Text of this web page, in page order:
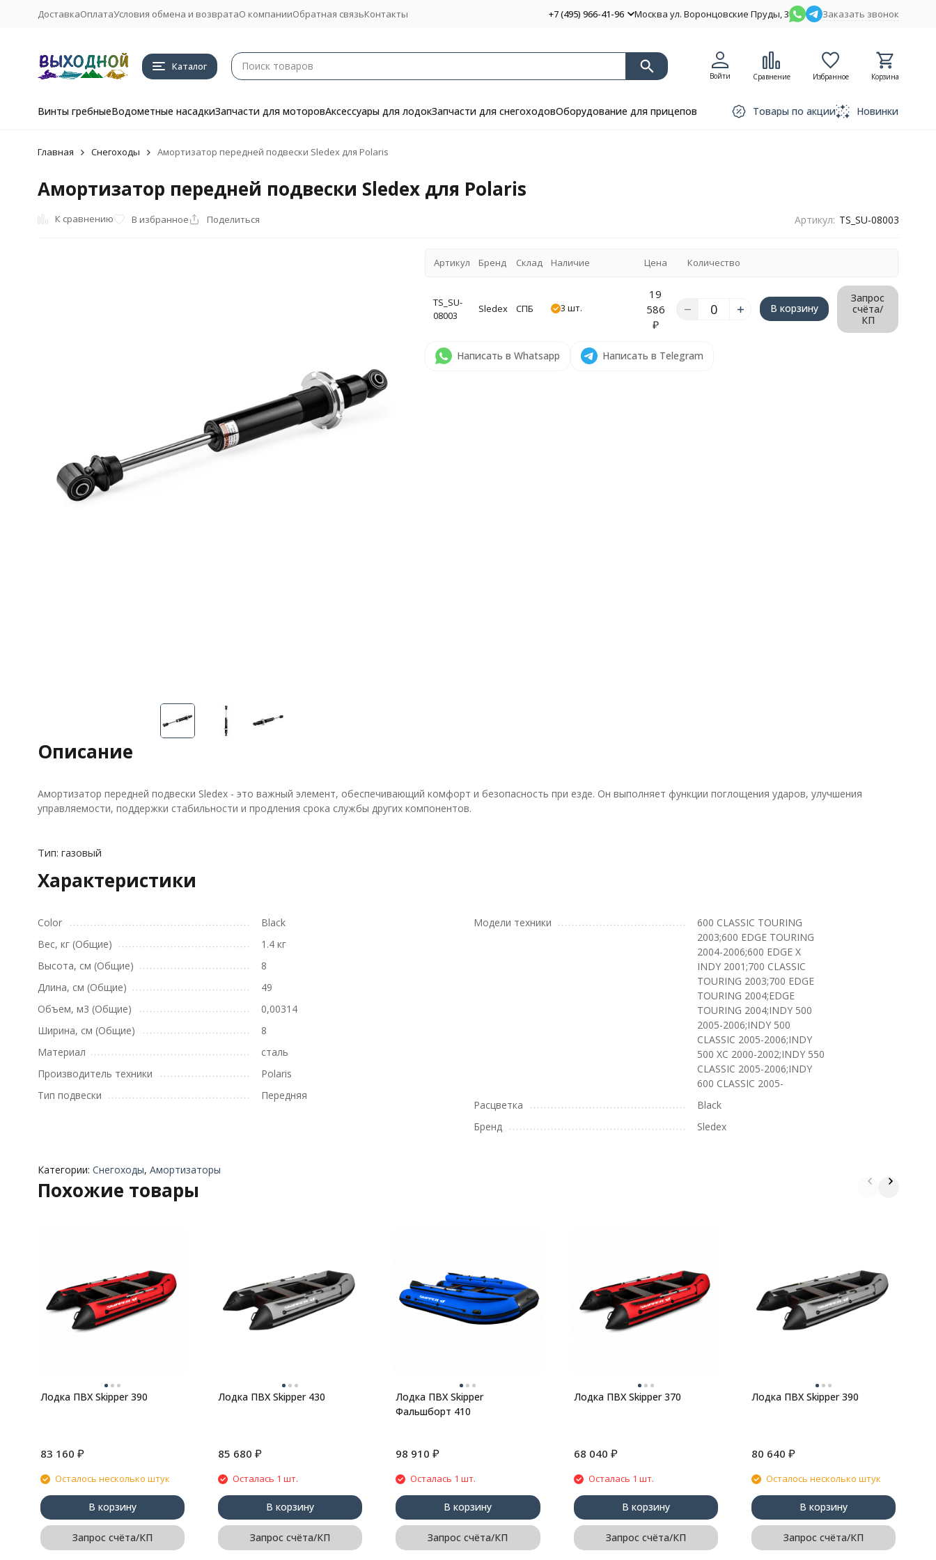
ДоставкаОплатаУсловия обмена и возвратаО компанииОбратная связьКонтакты +7 (495) 966-41-96 Москва ул. Воронцовские Пруды, 3 Заказать звонок
Каталог
Войти Сравнение Избранное Корзина
Винты гребныеВодометные насадкиЗапчасти для моторовАксессуары для лодокЗапчасти для снегоходовОборудование для прицепов Товары по акции Новинки
Главная Снегоходы Амортизатор передней подвески Sledex для Polaris
Амортизатор передней подвески Sledex для Polaris
К сравнению В избранное Поделиться Артикул: TS_SU-08003
Артикул Бренд Склад Наличие Цена Количество
TS_SU-
08003
Sledex СПБ 3 шт.
19
586
₽
В корзину
Запрос
счёта/
КП
Написать в Whatsapp Написать в Telegram
Описание
Амортизатор передней подвески Sledex - это важный элемент, обеспечивающий комфорт и безопасность при езде. Он выполняет функции поглощения ударов, улучшения
управляемости, поддержки стабильности и продления срока службы других компонентов.
Тип: газовый
Характеристики
Color
Black
Вес, кг (Общие)
1.4 кг
Высота, см (Общие)
8
Длина, см (Общие)
49
Объем, м3 (Общие)
0,00314
Ширина, см (Общие)
8
Материал
сталь
Производитель техники
Polaris
Тип подвески
Передняя
Модели техники
600 CLASSIC TOURING
2003;600 EDGE TOURING
2004-2006;600 EDGE X
INDY 2001;700 CLASSIC
TOURING 2003;700 EDGE
TOURING 2004;EDGE
TOURING 2004;INDY 500
2005-2006;INDY 500
CLASSIC 2005-2006;INDY
500 XC 2000-2002;INDY 550
CLASSIC 2005-2006;INDY
600 CLASSIC 2005-
Расцветка
Black
Бренд
Sledex
Категории: Снегоходы, Амортизаторы
Похожие товары
Лодка ПВХ Skipper 390
83 160 ₽
Осталось несколько штук
В корзину
Запрос счёта/КП
Лодка ПВХ Skipper 430
85 680 ₽
Осталась 1 шт.
В корзину
Запрос счёта/КП
Лодка ПВХ Skipper
Фальшборт 410
98 910 ₽
Осталась 1 шт.
В корзину
Запрос счёта/КП
Лодка ПВХ Skipper 370
68 040 ₽
Осталась 1 шт.
В корзину
Запрос счёта/КП
Лодка ПВХ Skipper 390
80 640 ₽
Осталось несколько штук
В корзину
Запрос счёта/КП